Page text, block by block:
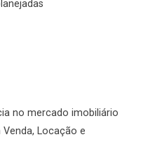
no mercado imobiliário
Venda, Locação e